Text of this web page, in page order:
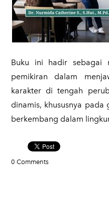
​Buku ini hadir sebagai
pemikiran dalam
karakter di tengah
dinamis, khususnya
berkembang dalam
0 Comments